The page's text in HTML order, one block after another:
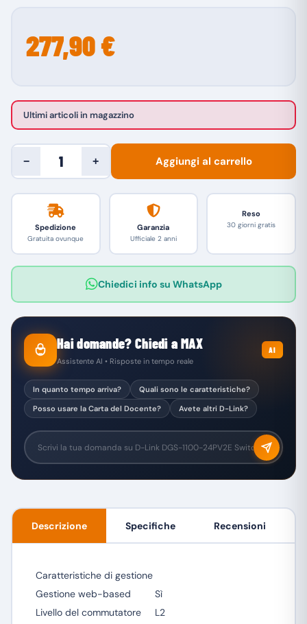
277,90 €
Ultimi articoli in magazzino
− + Aggiungi al carrello
Spedizione
Gratuita ovunque
Garanzia
Ufficiale 2 anni
Reso
30 giorni gratis
Chiedici info su WhatsApp
Hai domande? Chiedi a MAX
Assistente AI • Risposte in tempo reale
AI
In quanto tempo arriva?
Quali sono le caratteristiche?
Posso usare la Carta del Docente?
Avete altri D-Link?
Descrizione Specifiche Recensioni
Caratteristiche di gestione
Gestione web-based
Sì
Livello del commutatore
L2